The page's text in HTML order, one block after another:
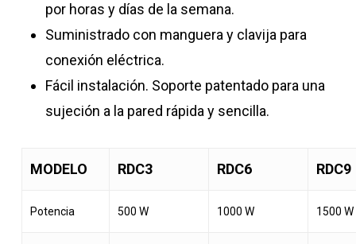
por horas y días de la semana.
Suministrado con manguera y clavija para
conexión eléctrica.
Fácil instalación. Soporte patentado para una
sujeción a la pared rápida y sencilla.
MODELO RDC3 RDC6 RDC9
Potencia 500 W 1000 W 1500 W